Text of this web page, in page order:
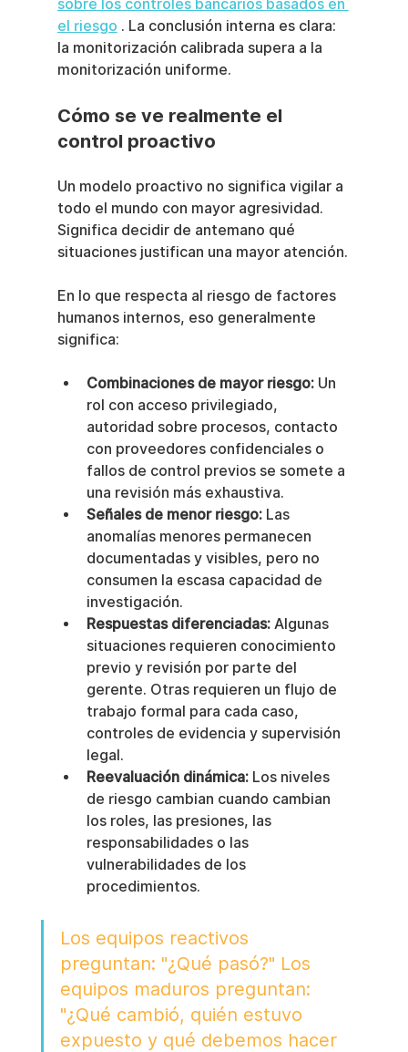
sobre los controles bancarios basados en
el riesgo . La conclusión interna es clara:
la monitorización calibrada supera a la
monitorización uniforme.
Cómo se ve realmente el
control proactivo
Un modelo proactivo no significa vigilar a
todo el mundo con mayor agresividad.
Significa decidir de antemano qué
situaciones justifican una mayor atención.
En lo que respecta al riesgo de factores
humanos internos, eso generalmente
significa:
Combinaciones de mayor riesgo: Un
rol con acceso privilegiado,
autoridad sobre procesos, contacto
con proveedores confidenciales o
fallos de control previos se somete a
una revisión más exhaustiva.
Señales de menor riesgo: Las
anomalías menores permanecen
documentadas y visibles, pero no
consumen la escasa capacidad de
investigación.
Respuestas diferenciadas: Algunas
situaciones requieren conocimiento
previo y revisión por parte del
gerente. Otras requieren un flujo de
trabajo formal para cada caso,
controles de evidencia y supervisión
legal.
Reevaluación dinámica: Los niveles
de riesgo cambian cuando cambian
los roles, las presiones, las
responsabilidades o las
vulnerabilidades de los
procedimientos.
Los equipos reactivos
preguntan: "¿Qué pasó?" Los
equipos maduros preguntan:
"¿Qué cambió, quién estuvo
expuesto y qué debemos hacer